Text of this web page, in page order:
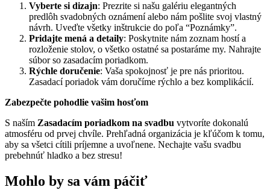
Vyberte si dizajn: Prezrite si našu galériu elegantných
predlôh svadobných oznámení alebo nám pošlite svoj vlastný
návrh. Uveďte všetky inštrukcie do poľa “Poznámky”.
Pridajte mená a detaily: Poskytnite nám zoznam hostí a
rozloženie stolov, o všetko ostatné sa postaráme my. Nahrajte
súbor so zasadacím poriadkom.
Rýchle doručenie: Vaša spokojnosť je pre nás prioritou.
Zasadací poriadok vám doručíme rýchlo a bez komplikácií.
Zabezpečte pohodlie vašim hosťom
S naším Zasadacím poriadkom na svadbu vytvoríte dokonalú
atmosféru od prvej chvíle. Prehľadná organizácia je kľúčom k tomu,
aby sa všetci cítili príjemne a uvoľnene. Nechajte vašu svadbu
prebehnúť hladko a bez stresu!
Mohlo by sa vám páčiť